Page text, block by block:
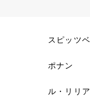
スピッツ
ポナン
ル・リリ